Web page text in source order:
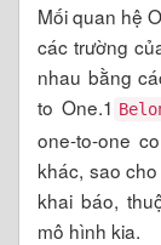
Mối quan hệ
các trường
nhau bằng
to One.1
one-to-one
khác, sao
khai báo,
mô hình kia.